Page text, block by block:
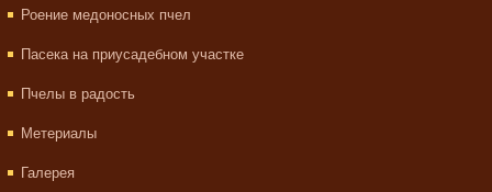
Роение медоносных пчел
Пасека на приусадебном участке
Пчелы в радость
Метериалы
Галерея